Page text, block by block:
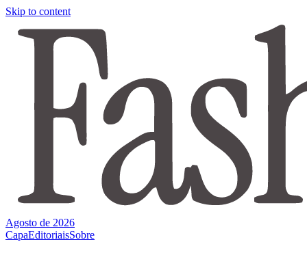
Skip to content
Agosto de 2026
CapaEditoriaisSobre